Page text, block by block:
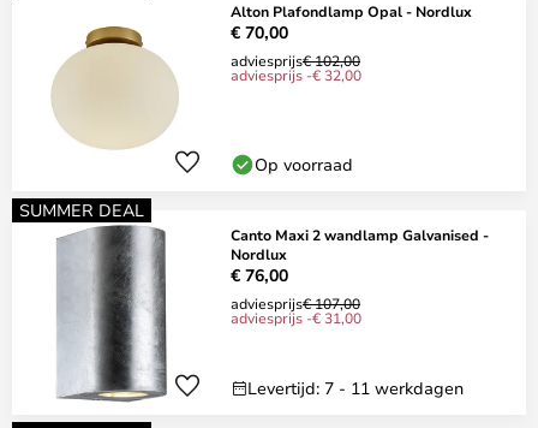
Alton Plafondlamp Opal - Nordlux
€ 70,00
adviesprijs€ 102,00
adviesprijs -€ 32,00
Op voorraad
SUMMER DEAL
Canto Maxi 2 wandlamp Galvanised -
Nordlux
€ 76,00
adviesprijs€ 107,00
adviesprijs -€ 31,00
Levertijd: 7 - 11 werkdagen